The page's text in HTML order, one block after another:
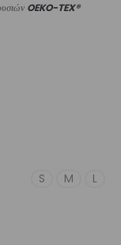
OEKO-TEX®
S M L